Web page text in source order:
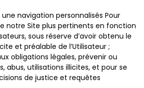
navigation personnalisés Pour
notre Site plus pertinents en fonction
sous réserve d’avoir obtenu le
et préalable de l’Utilisateur ;
obligations légales, prévenir ou
abus, utilisations illicites, et pour se
de justice et requêtes